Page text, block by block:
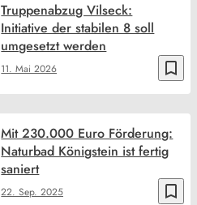
bookmark_border
11. Mai 2026
Truppenabzug Vilseck:
Initiative der stabilen 8 soll
umgesetzt werden
bookmark_border
22. Sep. 2025
Mit 230.000 Euro Förderung:
Naturbad Königstein ist fertig
saniert